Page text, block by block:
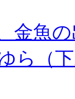
金魚
ら（